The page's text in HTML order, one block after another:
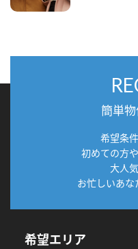
簡単
希望条
初めての方
大人
お忙しいあな
希望エリア